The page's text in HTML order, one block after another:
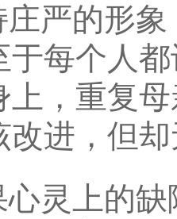
庄严的形
于每个人
上，重复
改进，但
灵上的